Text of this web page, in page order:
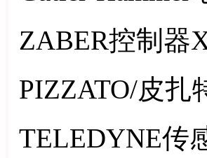
ZABER控制器
PIZZATO/皮扎
TELEDYNE传